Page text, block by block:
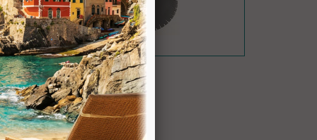
Ø60 mm en Donatoni aansluiting. Voorzien van
031182